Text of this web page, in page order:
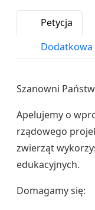
Petycja
Szanowni
Apelujemy o
rządowego
zwierząt
edukacyjnych.
Domagamy się: